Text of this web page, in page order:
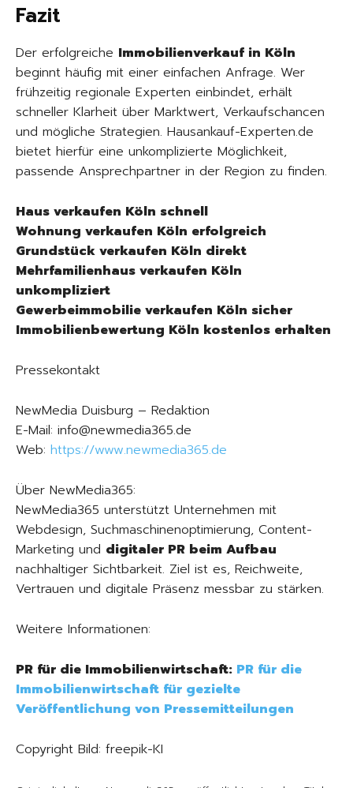
Fazit
Der erfolgreiche Immobilienverkauf in Köln
beginnt häufig mit einer einfachen Anfrage. Wer
frühzeitig regionale Experten einbindet, erhält
schneller Klarheit über Marktwert, Verkaufschancen
und mögliche Strategien. Hausankauf-Experten.de
bietet hierfür eine unkomplizierte Möglichkeit,
passende Ansprechpartner in der Region zu finden.
Haus verkaufen Köln schnell
Wohnung verkaufen Köln erfolgreich
Grundstück verkaufen Köln direkt
Mehrfamilienhaus verkaufen Köln
unkompliziert
Gewerbeimmobilie verkaufen Köln sicher
Immobilienbewertung Köln kostenlos erhalten
Pressekontakt
NewMedia Duisburg – Redaktion
E-Mail: info@newmedia365.de
Web: https://www.newmedia365.de
Über NewMedia365:
NewMedia365 unterstützt Unternehmen mit
Webdesign, Suchmaschinenoptimierung, Content-
Marketing und digitaler PR beim Aufbau
nachhaltiger Sichtbarkeit. Ziel ist es, Reichweite,
Vertrauen und digitale Präsenz messbar zu stärken.
Weitere Informationen:
PR für die Immobilienwirtschaft: PR für die
Immobilienwirtschaft für gezielte
Veröffentlichung von Pressemitteilungen
Copyright Bild: freepik-KI